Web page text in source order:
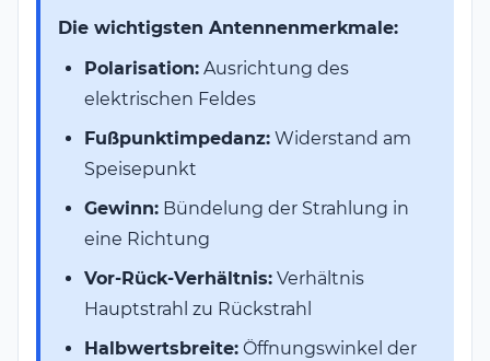
Die wichtigsten Antennenmerkmale:
Polarisation: Ausrichtung des
elektrischen Feldes
Fußpunktimpedanz: Widerstand am
Speisepunkt
Gewinn: Bündelung der Strahlung in
eine Richtung
Vor-Rück-Verhältnis: Verhältnis
Hauptstrahl zu Rückstrahl
Halbwertsbreite: Öffnungswinkel der